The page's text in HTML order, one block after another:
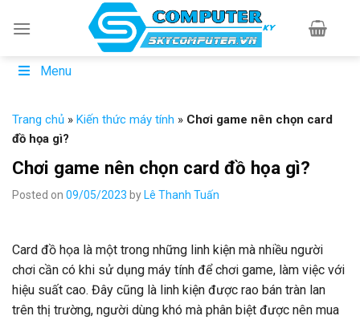
Menu
Trang chủ » Kiến thức máy tính » Chơi game nên chọn card
đồ họa gì?
Chơi game nên chọn card đồ họa gì?
Posted on 09/05/2023 by Lê Thanh Tuấn
Card đồ họa là một trong những linh kiện mà nhiều người
chơi cần có khi sử dụng máy tính để chơi game, làm việc với
hiệu suất cao. Đây cũng là linh kiện được rao bán tràn lan
trên thị trường, người dùng khó mà phân biệt được nên mua